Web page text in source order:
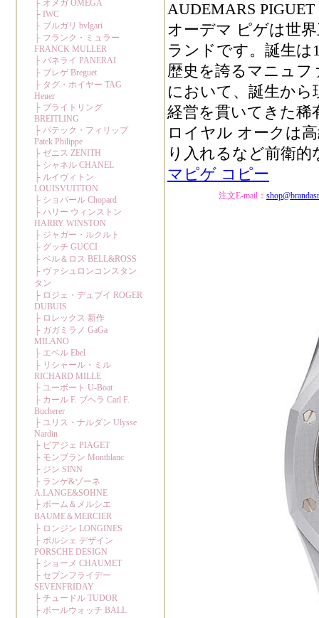
AUDEMARS
オーデマ ピゲは世
ランドです。誕生は
歴史を誇るマニュフ
において、誕生か
経営を貫いてきた
ロイヤル オークは
り入れるなど前衛
マピゲ コピー
注文E-mail：